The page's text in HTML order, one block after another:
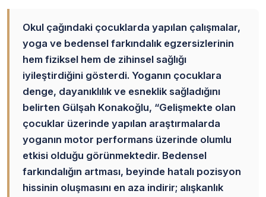
Okul çağındaki çocuklarda yapılan çalışmalar,
yoga ve bedensel farkındalık egzersizlerinin
hem fiziksel hem de zihinsel sağlığı
iyileştirdiğini gösterdi. Yoganın çocuklara
denge, dayanıklılık ve esneklik sağladığını
belirten Gülşah Konakoğlu, “Gelişmekte olan
çocuklar üzerinde yapılan araştırmalarda
yoganın motor performans üzerinde olumlu
etkisi olduğu görünmektedir. Bedensel
farkındalığın artması, beyinde hatalı pozisyon
hissinin oluşmasını en aza indirir; alışkanlık